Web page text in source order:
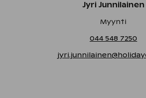
Jyri Junnilainen
Myynti
044 548 7250